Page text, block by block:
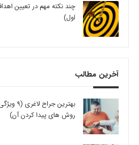
چند نکته مهم در تعیین
اول)
آخرین مطالب
بهترین
روش های پیدا کردن آن)